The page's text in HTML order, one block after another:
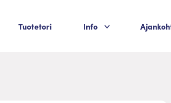
Tuotetori Info